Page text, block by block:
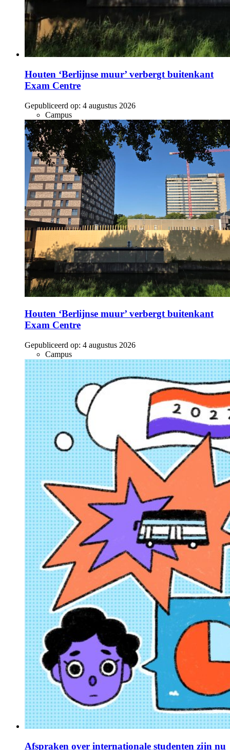
Houten ‘Berlijnse muur’ verbergt buitenkant
Exam Centre
Gepubliceerd op: 4 augustus 2026
Campus
Houten ‘Berlijnse muur’ verbergt buitenkant
Exam Centre
Gepubliceerd op: 4 augustus 2026
Campus
Afspraken over internationale studenten zijn nu